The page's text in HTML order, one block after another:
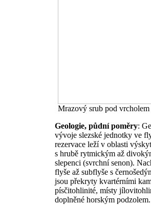
Mrazový srub pod
Geologie, půdní poměry:
vývoje slezské jednotky ve
rezervace leží v oblasti
s hrubě rytmickým až
slepenci (svrchní senon).
flyše až subflyše s
jsou překryty kvartérními
písčitohlinité, místy
doplněné horským podzolem.